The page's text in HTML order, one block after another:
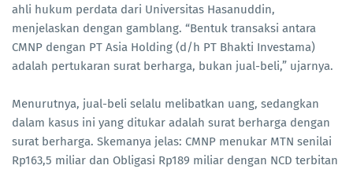
ahli hukum perdata dari Universitas Hasanuddin,
menjelaskan dengan gamblang. “Bentuk transaksi antara
CMNP dengan PT Asia Holding (d/h PT Bhakti Investama)
adalah pertukaran surat berharga, bukan jual-beli,” ujarnya.
Menurutnya, jual-beli selalu melibatkan uang, sedangkan
dalam kasus ini yang ditukar adalah surat berharga dengan
surat berharga. Skemanya jelas: CMNP menukar MTN senilai
Rp163,5 miliar dan Obligasi Rp189 miliar dengan NCD terbitan